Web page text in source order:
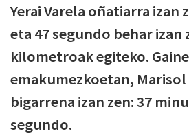
Yerai Varela oñatiarra izan
eta 47 segundo behar izan
kilometroak egiteko.
emakumezkoetan, Marisol
bigarrena izan zen: 37
segundo.